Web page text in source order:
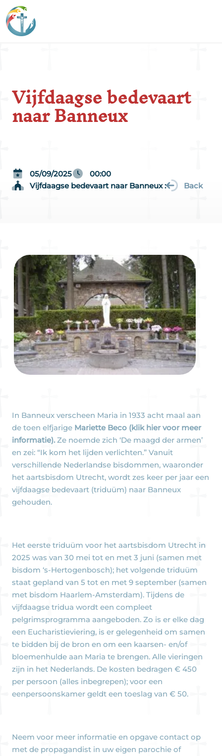
Vijfdaagse bedevaart
naar Banneux
05/09/2025
00:00
Vijfdaagse bedevaart naar Banneux :
Back
In Banneux verscheen Maria in 1933 acht maal aan
de toen elfjarige Mariette Beco (klik hier voor meer
informatie).Ze noemde zich ‘De maagd der armen’
en zei: “Ik kom het lijden verlichten.” Vanuit
verschillende Nederlandse bisdommen, waaronder
het aartsbisdom Utrecht, wordt zes keer per jaar een
vijfdaagse bedevaart (triduüm) naar Banneux
gehouden.
Het eerste triduüm voor het aartsbisdom Utrecht in
2025 was van 30 mei tot en met 3 juni (samen met
bisdom ‘s-Hertogenbosch); het volgende triduüm
staat gepland van 5 tot en met 9 september (samen
met bisdom Haarlem-Amsterdam). Tijdens de
vijfdaagse tridua wordt een compleet
pelgrimsprogramma aangeboden. Zo is er elke dag
een Eucharistieviering, is er gelegenheid om samen
te bidden bij de bron en om een kaarsen- en/of
bloemenhulde aan Maria te brengen. Alle vieringen
zijn in het Nederlands. De kosten bedragen € 450
per persoon (alles inbegrepen); voor een
eenpersoonskamer geldt een toeslag van € 50.
Neem voor meer informatie en opgave contact op
met de propagandist in uw eigen parochie of